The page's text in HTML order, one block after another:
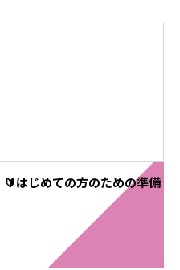
🔰はじめての方のための準備